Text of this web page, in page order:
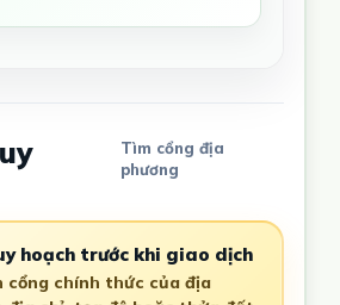
Tìm cổng địa
phương
hoạch trước khi giao dịch
cổng chính thức của địa